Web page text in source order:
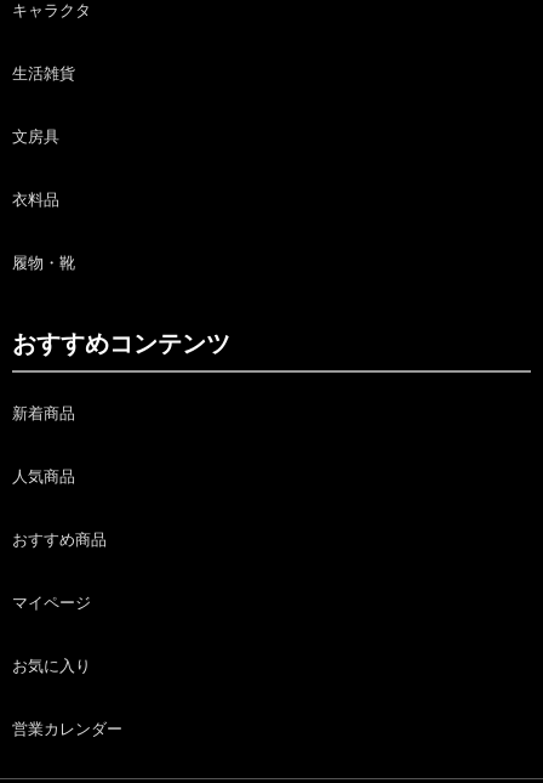
キャラクタ
生活雑貨
文房具
衣料品
履物・靴
おすすめコンテンツ
新着商品
人気商品
おすすめ商品
マイページ
お気に入り
営業カレンダー